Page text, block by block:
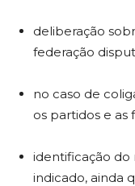
deliberação
federação
no caso de
os partidos e
identificação do
indicado, ainda